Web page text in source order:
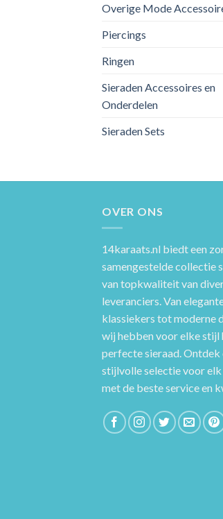
Overige Mode
Piercings
Ringen
Sieraden Accessoires en
Onderdelen
Sieraden Sets
OVER ONS
14karaats.nl biedt een
samengestelde collectie
van topkwaliteit van
leveranciers. Van
klassiekers tot moderne
wij hebben voor elke stijl
perfecte sieraad. Ontdek
stijlvolle selectie voor
met de beste service en